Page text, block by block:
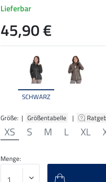
SCHWARZ
Größe: | Größentabelle |
XS S M L XL
Lieferbar
45,90 €
Menge: